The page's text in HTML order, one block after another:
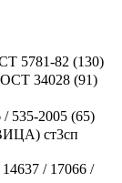
5781-82 (130)
34028 (91)
535-2005 (65)
ст3сп
/ 17066 /